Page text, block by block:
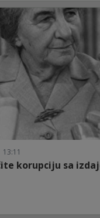
13:11
korupciju sa